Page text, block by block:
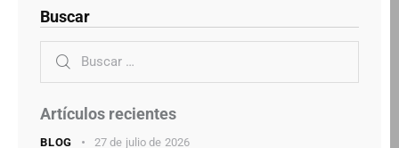
Buscar
Artículos recientes
BLOG 27 de julio de 2026